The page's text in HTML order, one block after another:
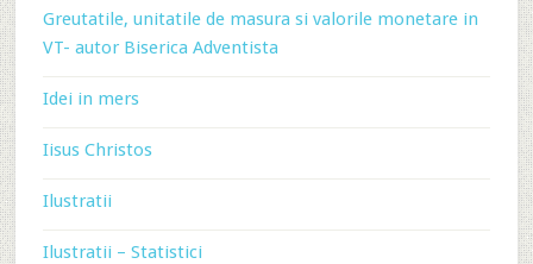
Greutatile, unitatile de masura si valorile monetare in
VT- autor Biserica Adventista
Idei in mers
Iisus Christos
Ilustratii
Ilustratii – Statistici